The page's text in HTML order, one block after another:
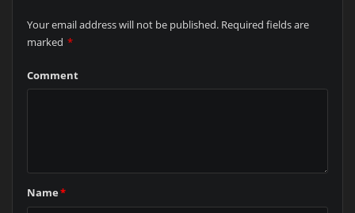
Your email address will not be published. Required fields are
marked *
Comment
Name*